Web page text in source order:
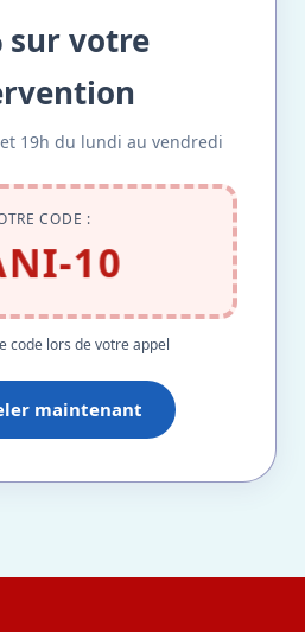
sur votre
19h du lundi au vendredi
CODE :
10
code lors de votre appel
maintenant